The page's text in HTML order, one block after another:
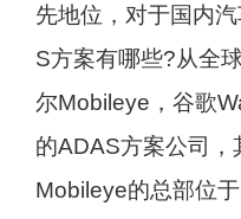
先地位，对于国内
S方案有哪些?从全
尔Mobileye，谷歌
的ADAS方案公司，
Mobileye的总部位